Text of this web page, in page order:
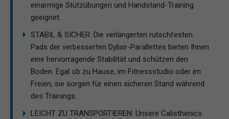
einarmige Stützübungen und Handstand-Training
geeignet.
STABIL & SICHER: Die verlängerten rutschfesten
Pads der verbesserten Dylixir-Parallettes bieten Ihnen
eine hervorragende Stabilität und schützen den
Boden. Egal ob zu Hause, im Fitnessstudio oder im
Freien, sie sorgen für einen sicheren Stand während
des Trainings.
LEICHT ZU TRANSPORTIEREN: Unsere Calisthenics